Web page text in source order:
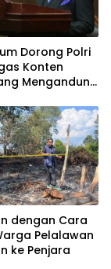
Dorong Polri
Konten
Mengandung
dengan Cara
Pelalawan
ke Penjara